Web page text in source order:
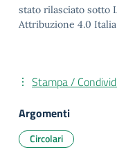
stato rilasciato sotto
Attribuzione 4.0
Stampa /
Argomenti
Circolari